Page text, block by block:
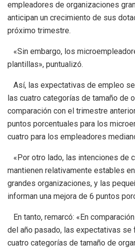
empleadores de organizaciones
anticipan un crecimiento de sus
próximo trimestre.
«Sin embargo, los
plantillas», puntualizó.
Así, las expectativas de empleo
las cuatro categorías de tamaño de
comparación con el trimestre
puntos porcentuales para los
cuatro para los empleadores
«Por otro lado, las intenciones de
mantienen relativamente estables
grandes organizaciones, y las
informan una mejora de 6 puntos
En tanto, remarcó: «En
del año pasado, las expectativas se
cuatro categorías de tamaño de